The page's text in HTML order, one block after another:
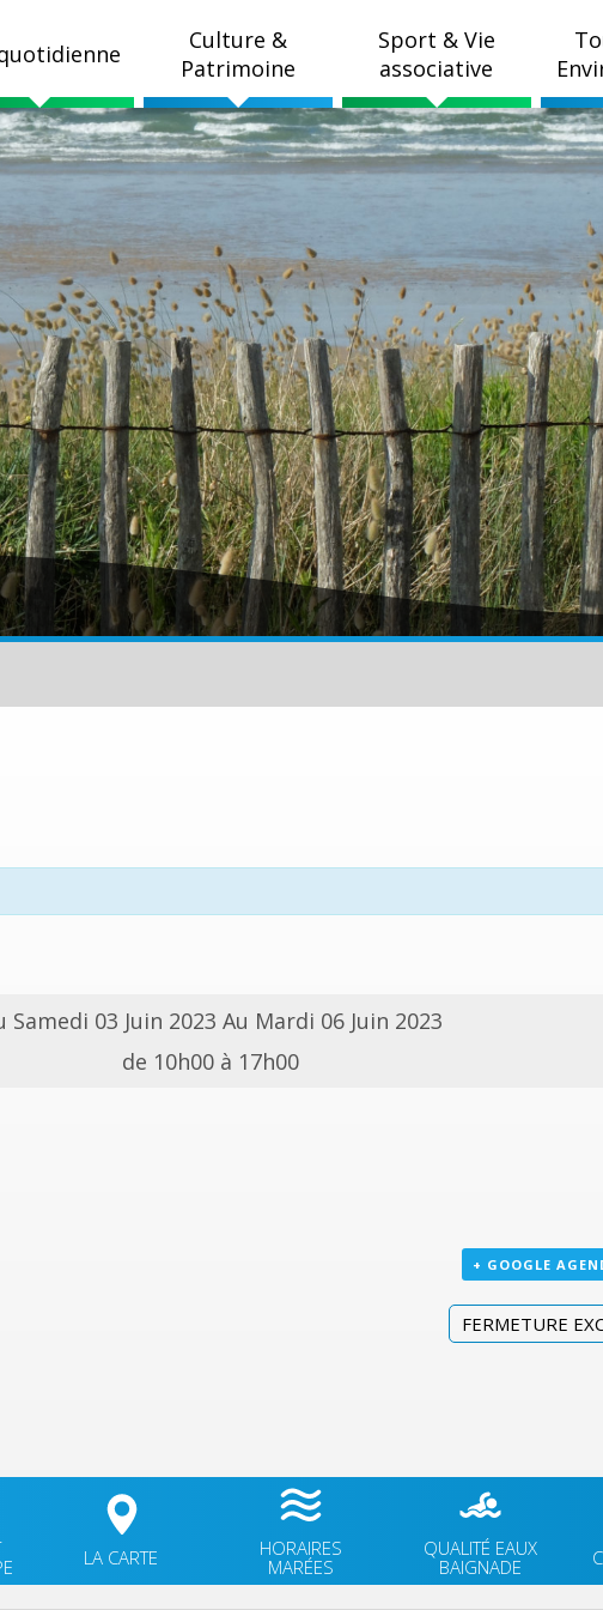
Culture &
Patrimoine
Sport & Vie
associative
Samedi 03 Juin 2023 Au Mardi 06 Juin 2023
de 10h00 à 17h00
+ GOOGLE
FERMETURE
LA CARTE
HORAIRES
MARÉES
QUALITÉ EAUX
BAIGNADE